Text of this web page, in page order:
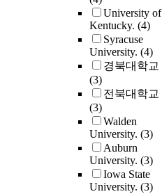
University of
Kentucky. (4)
Syracuse
University. (4)
경북대학교
(3)
전북대학교
(3)
Walden
University. (3)
Auburn
University. (3)
Iowa State
University. (3)